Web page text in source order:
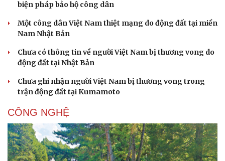
biện pháp bảo hộ công dân
Một công dân Việt Nam thiệt mạng do động đất tại miền
Nam Nhật Bản
Chưa có thông tin về người Việt Nam bị thương vong do
động đất tại Nhật Bản
Chưa ghi nhận người Việt Nam bị thương vong trong
trận động đất tại Kumamoto
CÔNG NGHỆ